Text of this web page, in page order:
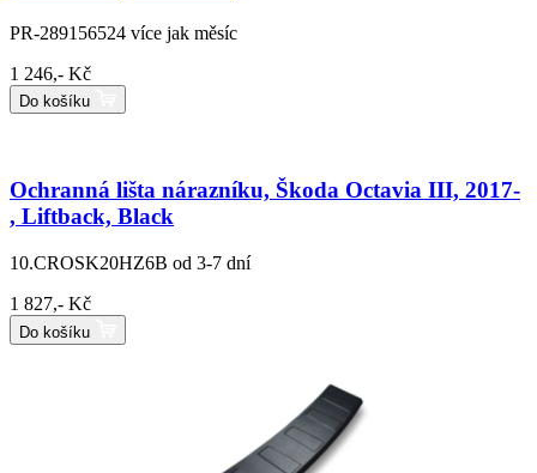
PR-289156524 více jak měsíc
1 246,- Kč
Do košíku
Ochranná lišta nárazníku, Škoda Octavia III, 2017-
, Liftback, Black
10.CROSK20HZ6B od 3-7 dní
1 827,- Kč
Do košíku